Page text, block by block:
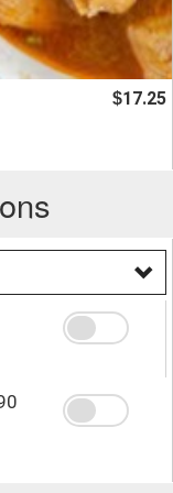
$17.25